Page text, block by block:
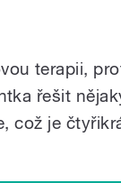
terapii,
řešit
což je